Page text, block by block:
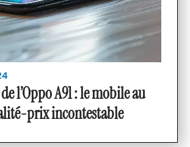
l’Oppo A91 : le mobile au
prix incontestable